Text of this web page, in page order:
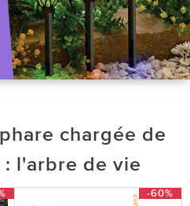
chargée de
l'arbre de vie
-60%